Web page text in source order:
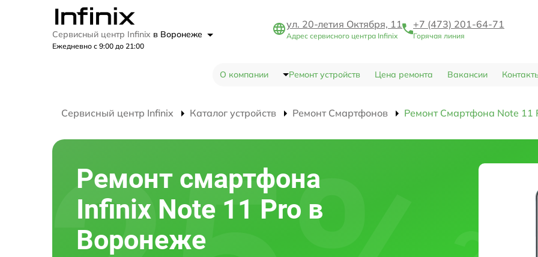
Сервисный центр Infinix в Воронеже
Ежедневно с 9:00 до 21:00
ул. 20-летия Октября, 11
Адрес сервисного центра Infinix
+7 (473) 201-64-71
Горячая линия
О компании Ремонт устройств Цена ремонта Вакансии
Сервисный центр Infinix Каталог устройств Ремонт Смартфонов Ремонт Смартфона Note 11
Ремонт смартфона
Infinix Note 11 Pro в
Воронеже